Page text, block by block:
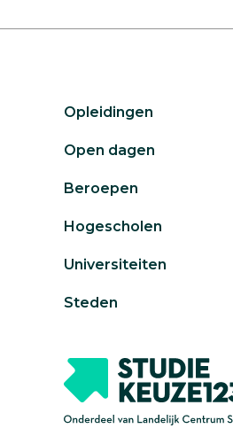
Opleidingen
Open dagen
Beroepen
Hogescholen
Universiteiten
Steden